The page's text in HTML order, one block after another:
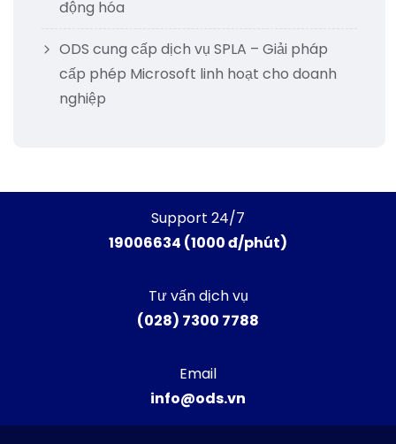
động hóa
ODS cung cấp dịch vụ SPLA – Giải pháp
cấp phép Microsoft linh hoạt cho doanh
nghiệp
Support 24/7
19006634 (1000 đ/phút)
Tư vấn dịch vụ
(028) 7300 7788
Email
info@ods.vn